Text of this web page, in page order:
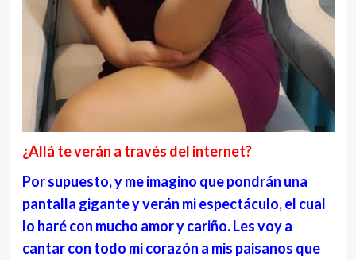
¿Allá te verán a través del internet?
Por supuesto, y me imagino que pondrán una
pantalla gigante y verán mi espectáculo, el cual
lo haré con mucho amor y cariño. Les voy a
cantar con todo mi corazón a mis paisanos que